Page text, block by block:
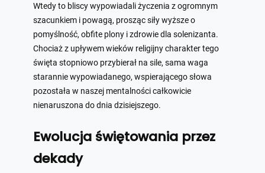
Wtedy to bliscy wypowiadali życzenia z ogromnym
szacunkiem i powagą, prosząc siły wyższe o
pomyślność, obfite plony i zdrowie dla solenizanta.
Chociaż z upływem wieków religijny charakter tego
święta stopniowo przybierał na sile, sama waga
starannie wypowiadanego, wspierającego słowa
pozostała w naszej mentalności całkowicie
nienaruszona do dnia dzisiejszego.
Ewolucja świętowania przez
dekady